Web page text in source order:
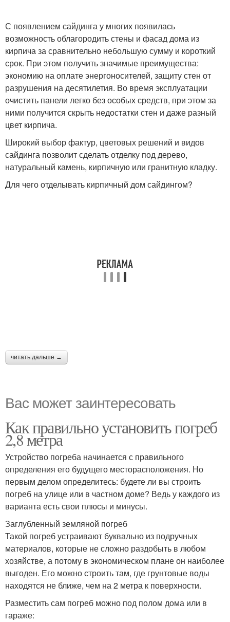
С появлением сайдинга у многих появилась
возможность облагородить стены и фасад дома из
кирпича за сравнительно небольшую сумму и короткий
срок. При этом получить значимые преимущества:
экономию на оплате энергоносителей, защиту стен от
разрушения на десятилетия. Во время эксплуатации
очистить панели легко без особых средств, при этом за
ними получится скрыть недостатки стен и даже разный
цвет кирпича.
Широкий выбор фактур, цветовых решений и видов
сайдинга позволит сделать отделку под дерево,
натуральный камень, кирпичную или гранитную кладку.
Для чего отделывать кирпичный дом сайдингом?
читать дальше →
Вас может заинтересовать
Как правильно установить погреб
2,8 метра
Устройство погреба начинается с правильного
определения его будущего месторасположения. Но
первым делом определитесь: будете ли вы строить
погреб на улице или в частном доме? Ведь у каждого из
варианта есть свои плюсы и минусы.
Заглубленный земляной погреб
Такой погреб устраивают буквально из подручных
материалов, которые не сложно раздобыть в любом
хозяйстве, а потому в экономическом плане он наиболее
выгоден. Его можно строить там, где грунтовые воды
находятся не ближе, чем на 2 метра к поверхности.
Разместить сам погреб можно под полом дома или в
гараже: